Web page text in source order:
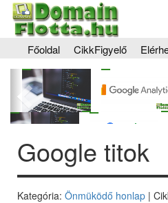
Főoldal CikkFigyelő
Előző
Google titok
Kategória: Önmüködő honlap |